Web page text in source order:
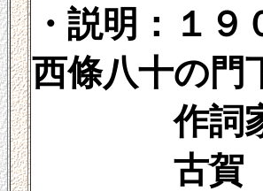
・説明：１
西條八十の門
作詞家の
古賀 政